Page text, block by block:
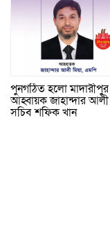
পুনর্গঠিত হলো
আহ্বায়ক জাহান্দার
সচিব শফিক খান